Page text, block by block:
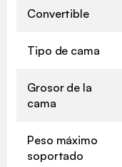
Convertible
Tipo de cama
Grosor de la
cama
Peso máximo
soportado